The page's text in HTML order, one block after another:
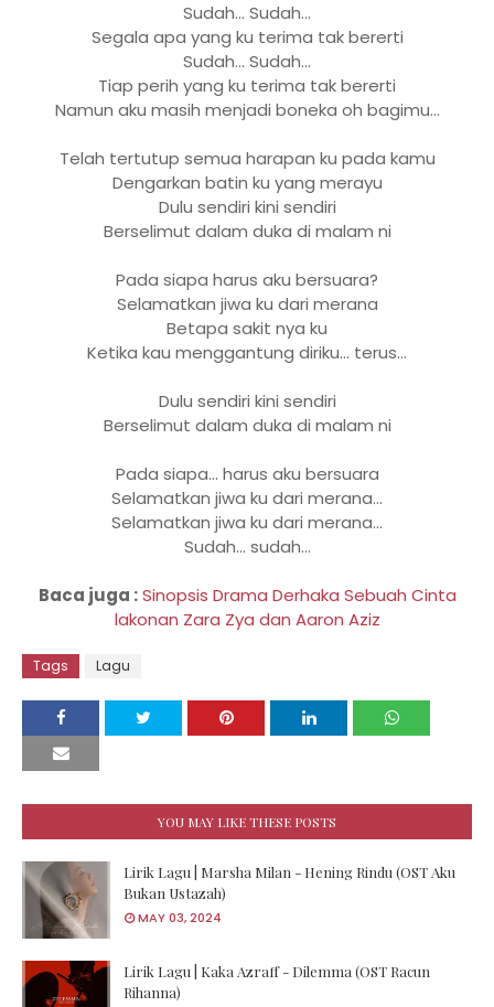
Sudah... Sudah...
Segala apa yang ku terima tak bererti
Sudah... Sudah...
Tiap perih yang ku terima tak bererti
Namun aku masih menjadi boneka oh bagimu...
Telah tertutup semua harapan ku pada kamu
Dengarkan batin ku yang merayu
Dulu sendiri kini sendiri
Berselimut dalam duka di malam ni
Pada siapa harus aku bersuara?
Selamatkan jiwa ku dari merana
Betapa sakit nya ku
Ketika kau menggantung diriku... terus...
Dulu sendiri kini sendiri
Berselimut dalam duka di malam ni
Pada siapa... harus aku bersuara
Selamatkan jiwa ku dari merana...
Selamatkan jiwa ku dari merana...
Sudah... sudah...
Baca juga : Sinopsis Drama Derhaka Sebuah Cinta
lakonan Zara Zya dan Aaron Aziz
Tags Lagu
YOU MAY LIKE THESE POSTS
Lirik Lagu | Marsha Milan - Hening Rindu (OST Aku
Bukan Ustazah)
MAY 03, 2024
Lirik Lagu | Kaka Azraff - Dilemma (OST Racun
Rihanna)